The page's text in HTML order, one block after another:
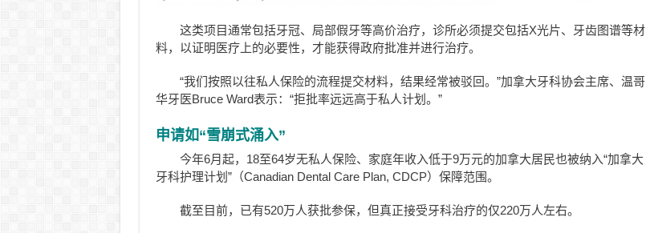
这类项目通常包括牙冠、局部假牙等高价治疗，诊所必须提交包括X光片、牙齿图谱等材
料，以证明医疗上的必要性，才能获得政府批准并进行治疗。
“我们按照以往私人保险的流程提交材料，结果经常被驳回。”加拿大牙科协会主席、温哥
华牙医Bruce Ward表示：“拒批率远远高于私人计划。”
申请如“雪崩式涌入”
今年6月起，18至64岁无私人保险、家庭年收入低于9万元的加拿大居民也被纳入“加拿大
牙科护理计划”（Canadian Dental Care Plan, CDCP）保障范围。
截至目前，已有520万人获批参保，但真正接受牙科治疗的仅220万人左右。